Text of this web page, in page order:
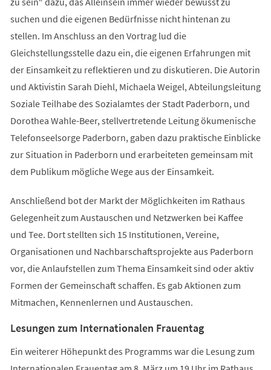
suchen und die eigenen Bedürfnisse nicht hintenan zu
stellen. Im Anschluss an den Vortrag lud die
Gleichstellungsstelle dazu ein, die eigenen Erfahrungen mit
der Einsamkeit zu reflektieren und zu diskutieren. Die Autorin
und Aktivistin Sarah Diehl, Michaela Weigel, Abteilungsleitung
Soziale Teilhabe des Sozialamtes der Stadt Paderborn, und
Dorothea Wahle-Beer, stellvertretende Leitung ökumenische
Telefonseelsorge Paderborn, gaben dazu praktische Einblicke
zur Situation in Paderborn und erarbeiteten gemeinsam mit
dem Publikum mögliche Wege aus der Einsamkeit.
Anschließend bot der Markt der Möglichkeiten im Rathaus
Gelegenheit zum Austauschen und Netzwerken bei Kaffee
und Tee. Dort stellten sich 15 Institu­tionen, Vereine,
Organisationen und Nachbarschaftsprojekte aus Paderborn
vor, die Anlaufstellen zum Thema Einsamkeit sind oder aktiv
Formen der Gemeinschaft schaffen. Es gab Aktionen zum
Mitmachen, Kennenlernen und Austauschen.
Lesungen zum Internationalen Frauentag
Ein weiterer Höhepunkt des Programms war die Lesung zum